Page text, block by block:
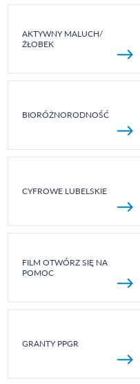
AKTYWNY MALUCH/
ŻŁOBEK
BIORÓŻNORODNOŚĆ
CYFROWE LUBELSKIE
FILM OTWÓRZ SIĘ NA
POMOC
GRANTY PPGR